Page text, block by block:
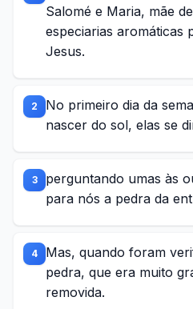
Salomé e Maria, mãe
especiarias aromáticas
Jesus.
2
No primeiro dia da
nascer do sol, elas se
3
perguntando umas às
para nós a pedra da
4
Mas, quando foram
pedra, que era muito
removida.